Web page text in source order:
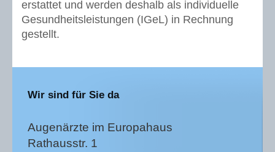
erstattet und werden deshalb als individuelle
Gesundheitsleistungen (IGeL) in Rechnung
gestellt.
Wir sind für Sie da
Augenärzte im Europahaus
Rathausstr. 1